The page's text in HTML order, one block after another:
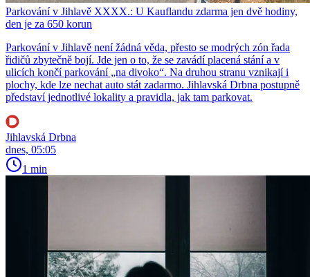
Parkování v Jihlavě XXXX.: U Kauflandu zdarma jen dvě hodiny,
den je za 650 korun
Parkování v Jihlavě není žádná věda, přesto se modrých zón řada
řidičů zbytečně bojí. Jde jen o to, že se zavádí placená stání a v
ulicích končí parkování „na divoko“. Na druhou stranu vznikají i
plochy, kde lze nechat auto stát zadarmo. Jihlavská Drbna postupně
představí jednotlivé lokality a pravidla, jak tam parkovat.
Jihlavská Drbna
dnes, 05:05
1 min